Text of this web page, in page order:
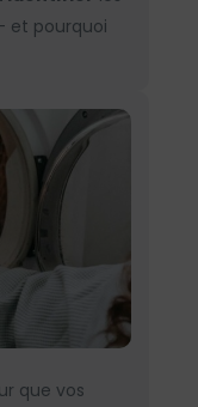
et pourquoi
que vos